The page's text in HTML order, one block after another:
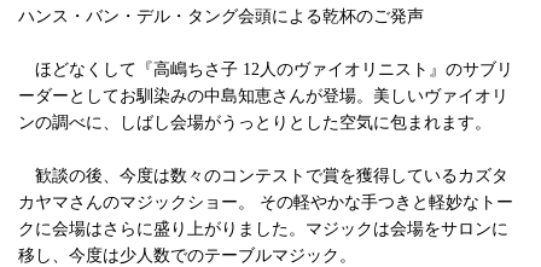
ハンス・バン・デル・タング会頭による乾杯のご発声
ほどなくして『高嶋ちさ子 12人のヴァイオリニスト』のサブリ
ーダーとしてお馴染みの中島知恵さんが登場。美しいヴァイオリ
ンの調べに、しばし会場がうっとりとした空気に包まれます。
歓談の後、今度は数々のコンテストで賞を獲得しているカズタ
カヤマさんのマジックショー。 その軽やかな手つきと軽妙なトー
クに会場はさらに盛り上がりました。マジックは会場をサロンに
移し、今度は少人数でのテーブルマジック。